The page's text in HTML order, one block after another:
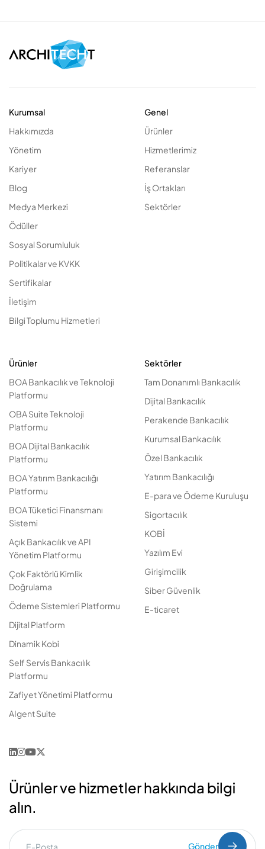
Kurumsal
Hakkımızda
Yönetim
Kariyer
Blog
Medya Merkezi
Ödüller
Sosyal Sorumluluk
Politikalar ve KVKK
Sertifikalar
İletişim
Bilgi Toplumu Hizmetleri
Genel
Ürünler
Hizmetlerimiz
Referanslar
İş Ortakları
Sektörler
Ürünler
BOA Bankacılık ve Teknoloji
Platformu
OBA Suite Teknoloji
Platformu
BOA Dijital Bankacılık
Platformu
BOA Yatırım Bankacılığı
Platformu
BOA Tüketici Finansmanı
Sistemi
Açık Bankacılık ve API
Yönetim Platformu
Çok Faktörlü Kimlik
Doğrulama
Ödeme Sistemleri Platformu
Dijital Platform
Dinamik Kobi
Self Servis Bankacılık
Platformu
Zafiyet Yönetimi Platformu
AIgent Suite
Sektörler
Tam Donanımlı Bankacılık
Dijital Bankacılık
Perakende Bankacılık
Kurumsal Bankacılık
Özel Bankacılık
Yatırım Bankacılığı
E-para ve Ödeme Kuruluşu
Sigortacılık
KOBİ
Yazılım Evi
Girişimcilik
Siber Güvenlik
E-ticaret
Ürünler ve hizmetler hakkında bilgi
alın.
Gönder